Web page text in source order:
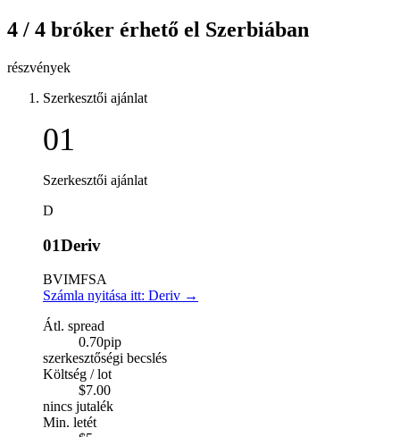
4 / 4 bróker érhető el Szerbiában
részvények
Szerkesztői ajánlat
01
Szerkesztői ajánlat
D
01Deriv
BVIMFSA
Számla nyitása itt: Deriv →
Átl. spread
0.70pip
szerkesztőségi becslés
Költség / lot
$7.00
nincs jutalék
Min. letét